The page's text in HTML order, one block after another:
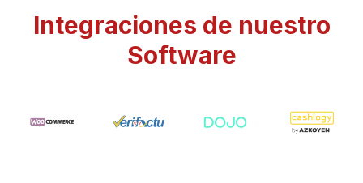
Integraciones de nuestro
Software